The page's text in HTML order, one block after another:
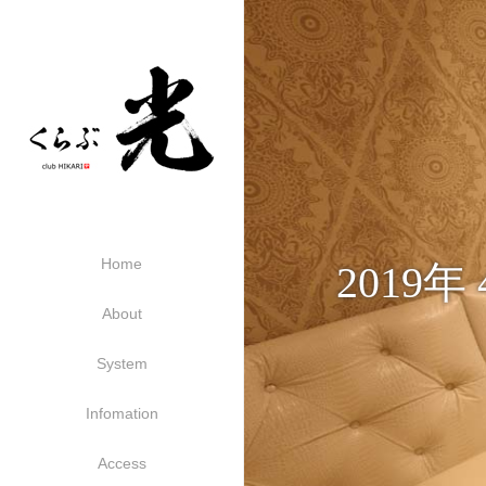
Home
About
System
Infomation
Access
2019年